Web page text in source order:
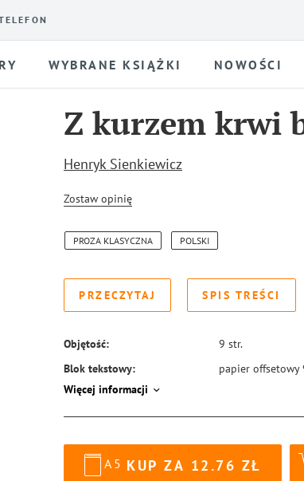
WYBRANE KSIĄŻKI NOWOŚCI
Z kurzem krwi
Henryk Sienkiewicz
Zostaw opinię
PROZA KLASYCZNA POLSKI
PRZECZYTAJ SPIS TREŚCI
Objętość: 9 str.
Blok tekstowy:
papier offsetowy
Format:
Okładka:
miękka
Rodzaj oprawy:
zeszytowa
978-83-288-
Więcej informacji
A5 KUP ZA 12.76